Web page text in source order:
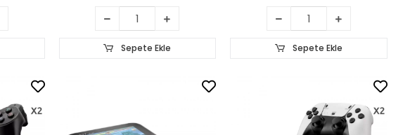
Sepete Ekle Sepete Ekle